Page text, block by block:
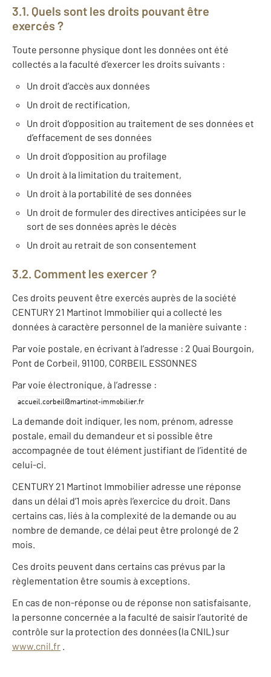
3.1. Quels sont les droits pouvant être
exercés ?
Toute personne physique dont les données ont été
collectés a la faculté d’exercer les droits suivants :
Un droit d’accès aux données
Un droit de rectification,
Un droit d’opposition au traitement de ses données et
d’effacement de ses données
Un droit d’opposition au profilage
Un droit à la limitation du traitement,
Un droit à la portabilité de ses données
Un droit de formuler des directives anticipées sur le
sort de ses données après le décès
Un droit au retrait de son consentement
3.2. Comment les exercer ?
Ces droits peuvent être exercés auprès de la société
CENTURY 21 Martinot Immobilier qui a collecté les
données à caractère personnel de la manière suivante :
Par voie postale, en écrivant à l’adresse : 2 Quai Bourgoin,
Pont de Corbeil, 91100, CORBEIL ESSONNES
Par voie électronique, à l’adresse :
La demande doit indiquer, les nom, prénom, adresse
postale, email du demandeur et si possible être
accompagnée de tout élément justifiant de l’identité de
celui-ci.
CENTURY 21 Martinot Immobilier adresse une réponse
dans un délai d’1 mois après l’exercice du droit. Dans
certains cas, liés à la complexité de la demande ou au
nombre de demande, ce délai peut être prolongé de 2
mois.
Ces droits peuvent dans certains cas prévus par la
règlementation être soumis à exceptions.
En cas de non-réponse ou de réponse non satisfaisante,
la personne concernée a la faculté de saisir l’autorité de
contrôle sur la protection des données (la CNIL) sur
www.cnil.fr .